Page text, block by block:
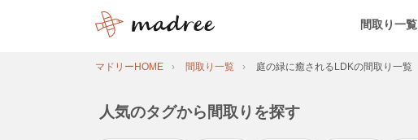
間取り一覧
マドリーHOME 間取り一覧 庭の緑に癒されるLDKの間取り一覧
人気のタグから間取りを探す